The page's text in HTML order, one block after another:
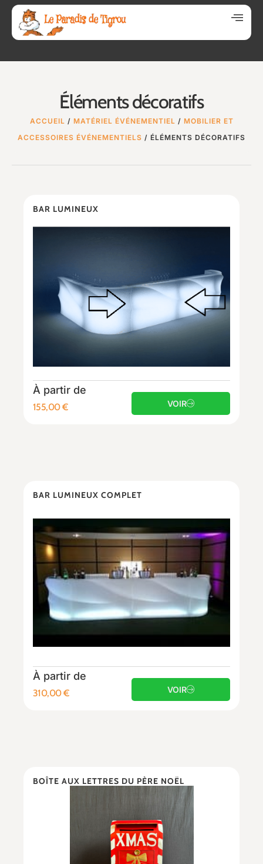
Éléments décoratifs
ACCUEIL / MATÉRIEL ÉVÉNEMENTIEL / MOBILIER ET
ACCESSOIRES ÉVÉNEMENTIELS / ÉLÉMENTS DÉCORATIFS
BAR LUMINEUX
À partir de
155,00€ VOIR
BAR LUMINEUX COMPLET
À partir de
310,00€ VOIR
BOÎTE AUX LETTRES DU PÈRE NOËL